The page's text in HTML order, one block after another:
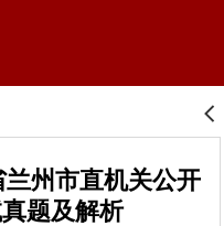
󰊒
州市直机关公开
题及解析